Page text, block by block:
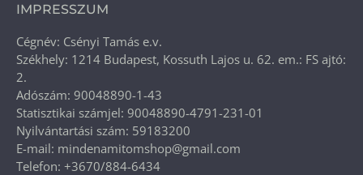
IMPRESSZUM
Cégnév: Csényi Tamás e.v.
Székhely: 1214 Budapest, Kossuth Lajos u. 62. em.: FS ajtó:
2.
Adószám: 90048890-1-43
Statisztikai számjel: 90048890-4791-231-01
Nyilvántartási szám: 59183200
E-mail: mindenamitomshop@gmail.com
Telefon: +3670/884-6434